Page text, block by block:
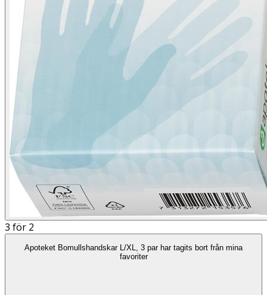
3 för 2
Apoteket Bomullshandskar L/XL, 3 par har tagits bort från mina
favoriter